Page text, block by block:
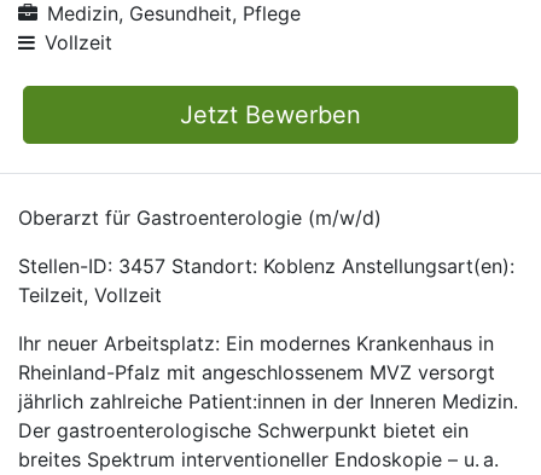
Medizin, Gesundheit, Pflege
Vollzeit
Jetzt Bewerben
Oberarzt für Gastroenterologie (m/w/d)
Stellen-ID: 3457 Standort: Koblenz Anstellungsart(en):
Teilzeit, Vollzeit
Ihr neuer Arbeitsplatz: Ein modernes Krankenhaus in
Rheinland-Pfalz mit angeschlossenem MVZ versorgt
jährlich zahlreiche Patient:innen in der Inneren Medizin.
Der gastroenterologische Schwerpunkt bietet ein
breites Spektrum interventioneller Endoskopie – u. a.